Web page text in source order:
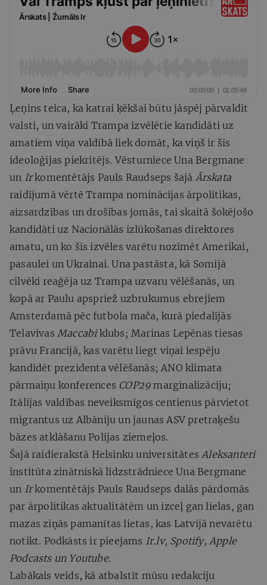
Ļeņins teica, ka katrai ķēkšai būtu jāspēj pārvaldīt
valsti, un vairāki Trampa izvēlētie kandidāti uz
amatiem viņa valdībā liek domāt, ka viņš ir šīs
ideoloģijas piekritējs. Vēsturniece Una Bergmane
un Irkomentētājs Pauls Raudseps šajā Ārskata
raidījumā vērtē Trampa nominācijas ārpolitikas,
aizsardzības un drošības jomās, tai skaitā šokējošo
kandidāti uz Nacionālās izlūkošanas direktores
amatu, un ko šīs izvēles varētu nozīmēt Amerikai,
pasaulei un Ukrainai. Una pastāsta, kā Somijā
cilvēki reaģēja uz Trampa uzvaru vēlēšanās, un
kopā ar Paulu apspriež uzbrukumus ebrejiem
Amsterdamā pēc futbola mača, kurā piedalījās
Telavivas Maccabiklubs; Marinas Lepēnas tiesas
prāvu Francijā, kas varētu liegt viņai iespēju
kandidēt prezidenta vēlēšanās; ANO klimata
pārmaiņu konferences COP29 marginalizāciju;
Itālijas valdības neveiksmīgos centienus pārvietot
migrantus uz Albāniju un jaunas ASV pretraķešu
bāzes atklāšanu Polijas ziemeļos.
Šajā raidierakstā Helsinku universitātes Aleksanteri
institūta zinātniskā līdzstrādniece Una Bergmane
un Irkomentētājs Pauls Raudseps dalās pārdomās
par ārpolitikas aktualitātēm un izceļ gan lielas, gan
mazas ziņās pamanītas lietas, kas Latvijā nevarētu
notikt. Podkāsts ir pieejams Ir.lv, Spotify, Apple
Podcasts un Youtube.
Labākais veids, kā atbalstīt mūsu redakciju